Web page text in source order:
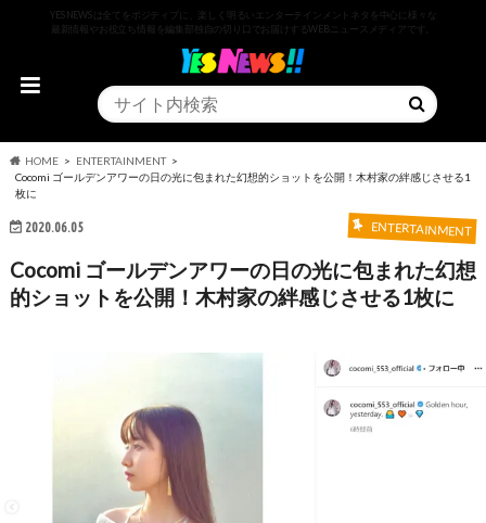
YESNEWSは全てをポジティブに、楽しく明るいエンターテインメントネタを中心に様々な
最新情報やお役立ち情報を編集部独自の切り口でお届けするWEBニュースメディアです。
HOME
ENTERTAINMENT
Cocomi ゴールデンアワーの日の光に包まれた幻想的ショットを公開！木村家の絆感じさせる1
枚に
2020.06.05 ENTERTAINMENT
Cocomi ゴールデンアワーの日の光に包まれた幻想
的ショットを公開！木村家の絆感じさせる1枚に